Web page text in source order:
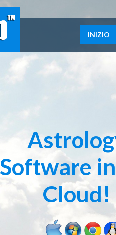
INIZIO
Software
Cloud!